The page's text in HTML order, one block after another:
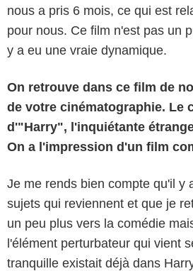
nous a pris 6 mois, ce qui est
pour nous. Ce film n'est pas un
y a eu une vraie dynamique.
On retrouve dans ce film de
de votre cinématographie. Le
d'"Harry", l'inquiétante
On a l'impression d'un film
Je me rends bien compte qu'il y
sujets qui reviennent et que je
un peu plus vers la comédie
l'élément perturbateur qui vient
tranquille existait déjà dans